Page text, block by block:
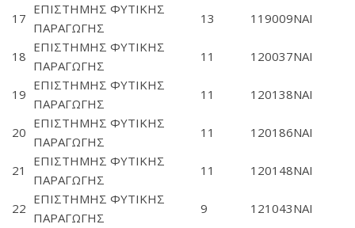
17
ΕΠΙΣΤΗΜΗΣ ΦΥΤΙΚΗΣ
ΠΑΡΑΓΩΓΗΣ
13 119009ΝΑΙ
18
ΕΠΙΣΤΗΜΗΣ ΦΥΤΙΚΗΣ
ΠΑΡΑΓΩΓΗΣ
11 120037ΝΑΙ
19
ΕΠΙΣΤΗΜΗΣ ΦΥΤΙΚΗΣ
ΠΑΡΑΓΩΓΗΣ
11 120138ΝΑΙ
20
ΕΠΙΣΤΗΜΗΣ ΦΥΤΙΚΗΣ
ΠΑΡΑΓΩΓΗΣ
11 120186ΝΑΙ
21
ΕΠΙΣΤΗΜΗΣ ΦΥΤΙΚΗΣ
ΠΑΡΑΓΩΓΗΣ
11 120148ΝΑΙ
22
ΕΠΙΣΤΗΜΗΣ ΦΥΤΙΚΗΣ
ΠΑΡΑΓΩΓΗΣ
9 121043ΝΑΙ